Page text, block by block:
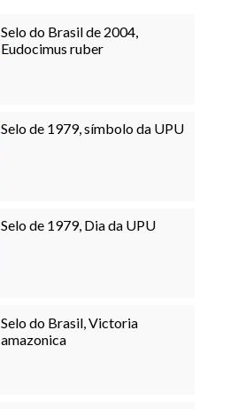
Selo do Brasil de 2004,
Eudocimus ruber
Selo de 1979, símbolo da UPU
Selo de 1979, Dia da UPU
Selo do Brasil, Victoria
amazonica